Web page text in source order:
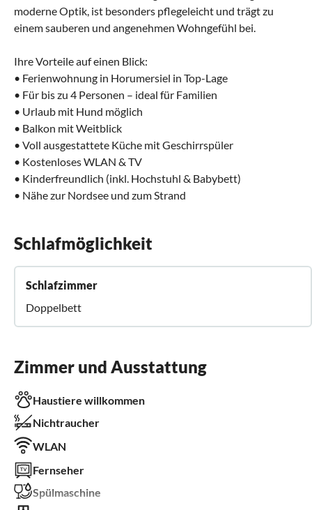
moderne Optik, ist besonders pflegeleicht und trägt zu
einem sauberen und angenehmen Wohngefühl bei.
Ihre Vorteile auf einen Blick:
• Ferienwohnung in Horumersiel in Top-Lage
• Für bis zu 4 Personen – ideal für Familien
• Urlaub mit Hund möglich
• Balkon mit Weitblick
• Voll ausgestattete Küche mit Geschirrspüler
• Kostenloses WLAN & TV
• Kinderfreundlich (inkl. Hochstuhl & Babybett)
• Nähe zur Nordsee und zum Strand
Schlafmöglichkeit
Schlafzimmer
Doppelbett
Zimmer und Ausstattung
Haustiere willkommen
Nichtraucher
WLAN
Fernseher
Spülmaschine